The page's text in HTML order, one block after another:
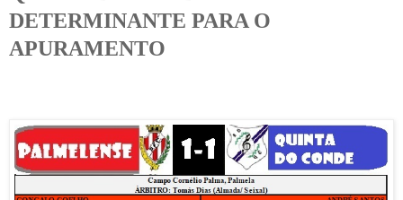
DETERMINANTE PARA O
APURAMENTO